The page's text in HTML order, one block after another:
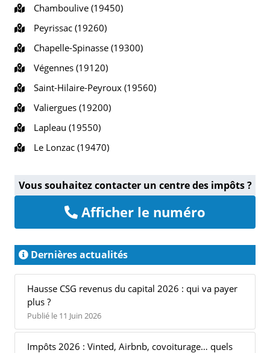
Chamboulive (19450)
Peyrissac (19260)
Chapelle-Spinasse (19300)
Végennes (19120)
Saint-Hilaire-Peyroux (19560)
Valiergues (19200)
Lapleau (19550)
Le Lonzac (19470)
Vous souhaitez contacter un centre des impôts ?
Afficher le numéro
Dernières actualités
Hausse CSG revenus du capital 2026 : qui va payer
plus ?
Publié le 11 Juin 2026
Impôts 2026 : Vinted, Airbnb, covoiturage… quels